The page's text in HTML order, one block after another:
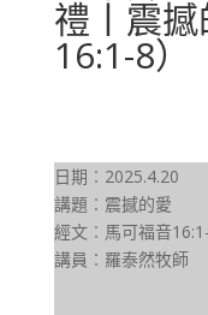
禮丨震
16:1-8）
日期︰2025.4.20
講題︰震撼的愛
經文︰馬可福音
講員︰羅泰然牧師